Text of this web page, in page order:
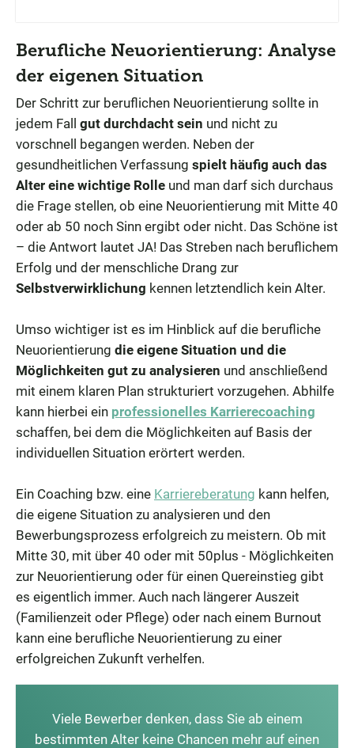
Berufliche Neuorientierung: Analyse
der eigenen Situation
Der Schritt zur beruflichen Neuorientierung sollte in
jedem Fall gut durchdacht sein und nicht zu
vorschnell begangen werden. Neben der
gesundheitlichen Verfassung spielt häufig auch das
Alter eine wichtige Rolle und man darf sich durchaus
die Frage stellen, ob eine Neuorientierung mit Mitte 40
oder ab 50 noch Sinn ergibt oder nicht. Das Schöne ist
– die Antwort lautet JA! Das Streben nach beruflichem
Erfolg und der menschliche Drang zur
Selbstverwirklichung kennen letztendlich kein Alter.
Umso wichtiger ist es im Hinblick auf die berufliche
Neuorientierung die eigene Situation und die
Möglichkeiten gut zu analysieren und anschließend
mit einem klaren Plan strukturiert vorzugehen. Abhilfe
kann hierbei ein professionelles Karrierecoaching
schaffen, bei dem die Möglichkeiten auf Basis der
individuellen Situation erörtert werden.
Ein Coaching bzw. eine Karriereberatung kann helfen,
die eigene Situation zu analysieren und den
Bewerbungsprozess erfolgreich zu meistern. Ob mit
Mitte 30, mit über 40 oder mit 50plus - Möglichkeiten
zur Neuorientierung oder für einen Quereinstieg gibt
es eigentlich immer. Auch nach längerer Auszeit
(Familienzeit oder Pflege) oder nach einem Burnout
kann eine berufliche Neuorientierung zu einer
erfolgreichen Zukunft verhelfen.
Viele Bewerber denken, dass Sie ab einem
bestimmten Alter keine Chancen mehr auf einen